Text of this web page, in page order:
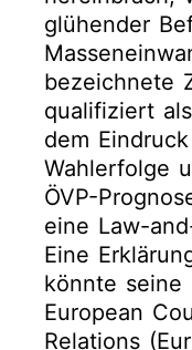
glühender
bezeichnete
qualifiziert
dem
Wahlerfolge
ÖVP-
eine Law-
Eine
könnte seine
European
Relations